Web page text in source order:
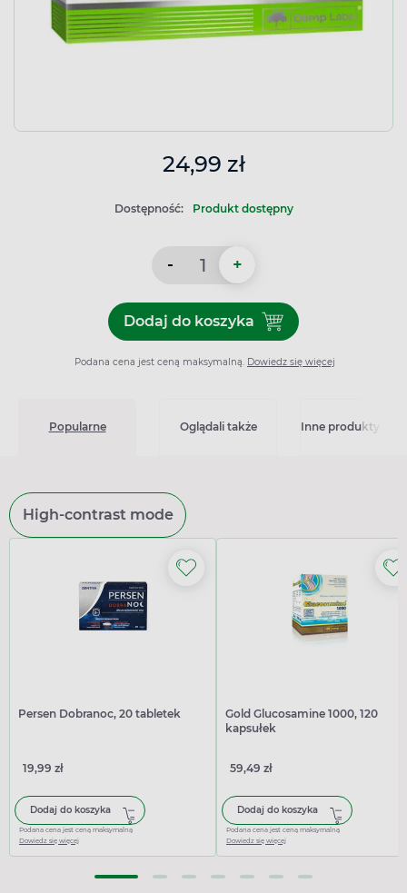
24,99 zł
Dostępność: Produkt dostępny
- +
Dodaj do koszykaDodaj do koszyka
Podana cena jest ceną maksymalną. Dowiedz się więcej
Popularne Oglądali także Inne produkty z
High-contrast mode
Persen Dobranoc, 20 tabletek
19,99 zł
Dodaj do koszyka
Podana cena jest ceną maksymalną
Dowiedz się więcej
Gold Glucosamine 1000, 120
kapsułek
59,49 zł
Dodaj do koszyka
Podana cena jest ceną maksymalną
Dowiedz się więcej